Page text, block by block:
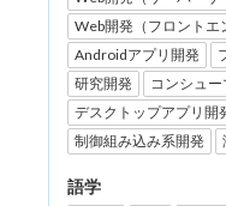
Web開発（フロントエ
Androidアプリ開発
研究開発
コンシュ
デスクトップアプリ開
制御組み込み系開発
語学